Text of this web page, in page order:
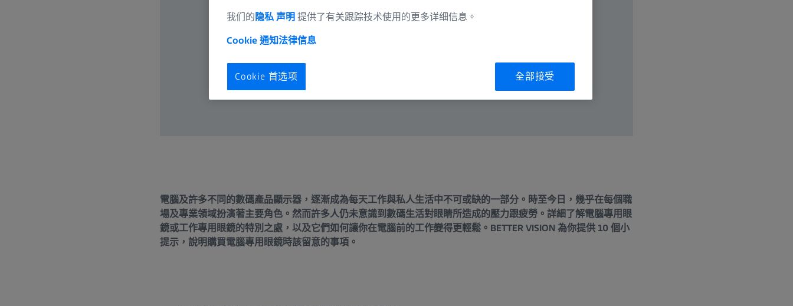
電腦及許多不同的數碼產品顯示器，逐漸成為每天工作與私人生活中不可或缺的一部分。時至今日，幾乎在每個職
場及專業領域扮演著主要角色。然而許多人仍未意識到數碼生活對眼睛所造成的壓力跟疲勞。詳細了解電腦專用眼
鏡或工作專用眼鏡的特別之處，以及它們如何讓你在電腦前的工作變得更輕鬆。BETTER VISION 為你提供 10 個小
提示，說明購買電腦專用眼鏡時該留意的事項。
我们的 隐私 声明 提供了有关跟踪技术使用的更多详细信息。
Cookie 通知法律信息
Cookie 首选项 全部接受